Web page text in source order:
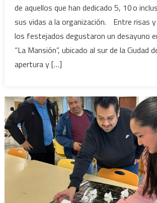
de aquellos que han dedicado 5, 10 o
sus vidas a la organización. Entre risas y
los festejados degustaron un desayuno
“La Mansión”, ubicado al sur de la Ciudad
apertura y […]